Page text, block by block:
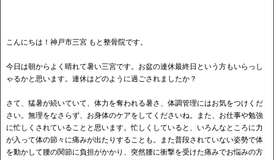
こんにちは！神戸市三宮 もと整骨院です。
今日は朝からよく晴れて暑い三宮です。お盆の連休最終日という方もいらっし
ゃるかと思います。連休はどのように過ごされましたか？
さて、猛暑が続いていて、体力を奪われる暑さ、体調管理にはお気をつけくだ
さい。無理をなさらず、お身体のケアをしてくださいね。また、お仕事や勉強
に忙しくされていることと思います。忙しくしていると、いろんなところに力
が入って体の節々に痛みが出たりすることも。また普段されていない姿勢で体
を動かして腰の関節に負担がかかり、突然腰に衝撃を受けた痛みでお悩みの方